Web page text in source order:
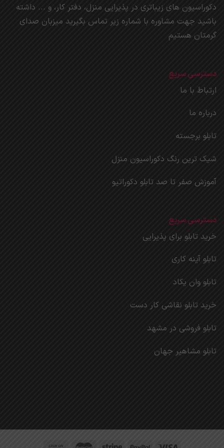
دکوراسیون های زیباتری در پذیرایی منزل، دفتر کار، و ... داشته
باشید جهت مشاوره با شماره زیر تماس بگیرید میزبان صدای
گرمتان هستیم
دسترسی سریع
ارتباط با ما
درباره ما
تابلو برجسته
شیک ترین رنگ دکوراسیون منزل
آموزش صفر تا صد تابلو دکوراتیو
دسترسی سریع
خرید تابلو برای پذیرایی
تابلو آینه کاری
تابلو وان یکاد
خرید تابلو نقاشی کار دست
تابلو فروشی در مشهد
تابلو مشاهیر جهان